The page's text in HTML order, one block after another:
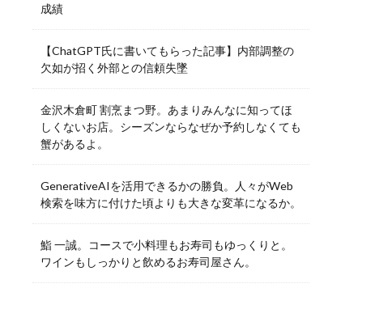
成績
【ChatGPT氏に書いてもらった記事】内部調整の
欠如が招く外部との信頼失墜
金沢木倉町 割烹まつ野。あまりみんなに知ってほ
しくないお店。シーズンならなぜか予約しなくても
蟹があるよ。
GenerativeAIを活用できるかの勝負。人々がWeb
検索を味方に付けた頃よりも大きな変革になるか。
鮨 一誠。コースで小料理もお寿司もゆっくりと。
ワインもしっかりと飲めるお寿司屋さん。